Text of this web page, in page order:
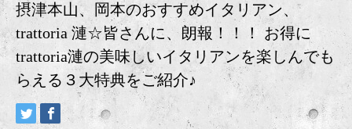
摂津本山、岡本のおすすめイタリアン、
trattoria 漣☆皆さんに、朗報！！！ お得に
trattoria漣の美味しいイタリアンを楽しんでも
らえる３大特典をご紹介♪